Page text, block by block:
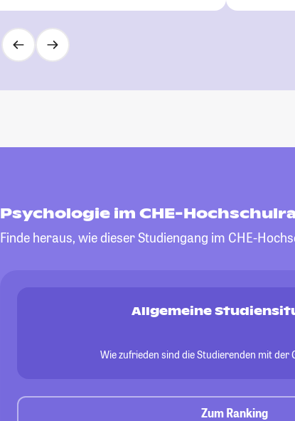
Psychologie im CHE-
Finde heraus, wie dieser Studiengang im CHE-
Allgemeine
Wie zufrieden sind die Studierenden mit der
Zum Ranking